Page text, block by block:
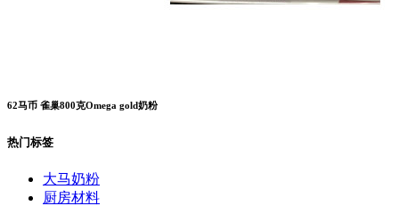
62马币 雀巢800克Omega gold奶粉
热门标签
大马奶粉
厨房材料